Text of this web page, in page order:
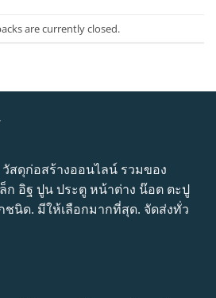
are currently closed.
สดุก่อสร้างออนไลน์ รวมของ
ก อิฐ ปูน ประตู หน้าต่าง น๊อต ตะปู
นิด. มีให้เลือกมากที่สุด. จัดส่งทั่ว